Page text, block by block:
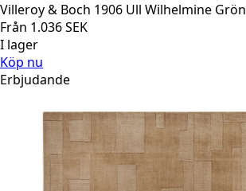
Villeroy & Boch 1906 Ull Wilhelmine Grön
Från 1.036SEK
I lager
Köp nu
Erbjudande